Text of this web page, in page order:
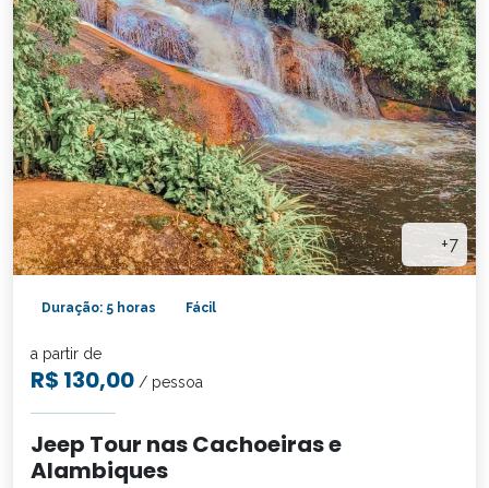
+7
Duração: 5 horas Fácil
a partir de
R$ 130,00 / pessoa
Jeep Tour nas Cachoeiras e
Alambiques